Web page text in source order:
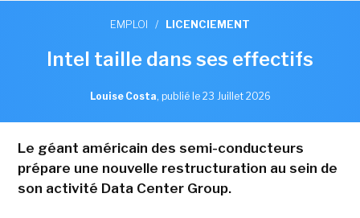
EMPLOI / LICENCIEMENT
Intel taille dans ses effectifs
Louise Costa, publié le 23 Juillet 2026
Le géant américain des semi-conducteurs
prépare une nouvelle restructuration au sein de
son activité Data Center Group.